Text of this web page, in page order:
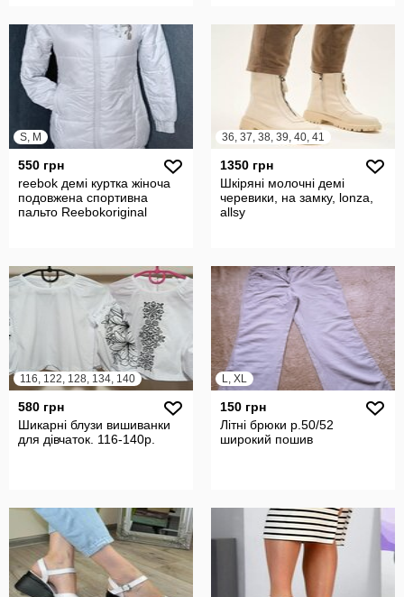
S, M
550 грн
reebok демі куртка жіноча
подовжена спортивна
пальто Reebokoriginal
36, 37, 38, 39, 40, 41
1350 грн
Шкіряні молочні демі
черевики, на замку, lonza,
allsy
116, 122, 128, 134, 140
580 грн
Шикарні блузи вишиванки
для дівчаток. 116-140р.
L, XL
150 грн
Літні брюки р.50/52
широкий пошив